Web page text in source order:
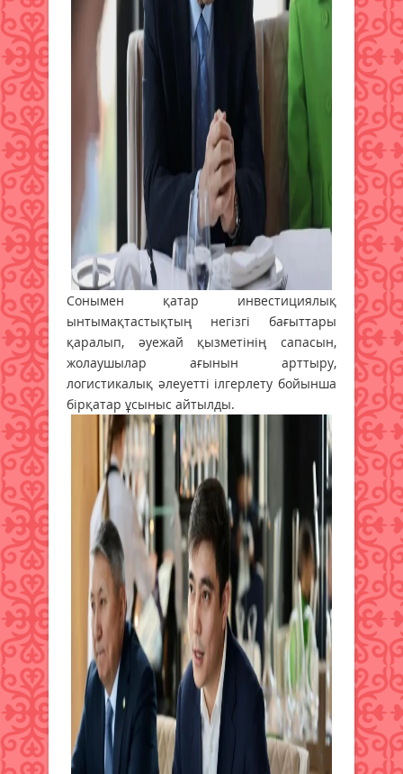
Сонымен қатар инвестициялық
ынтымақтастықтың негізгі бағыттары
қаралып, әуежай қызметінің сапасын,
жолаушылар ағынын арттыру,
логистикалық әлеуетті ілгерлету бойынша
бірқатар ұсыныс айтылды.